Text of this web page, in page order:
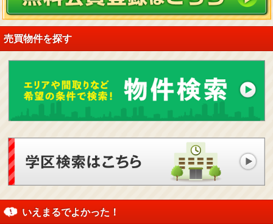
売買物件を探す
いえまるでよかった！